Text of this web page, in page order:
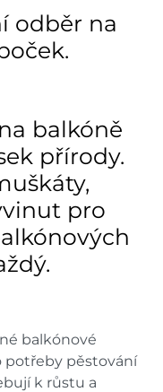
do 7 dnů
36 ks
do 7 dnů
14 ks
je pouze orientační.
odběr na
balkóně
přírody.
pro
balkónové
potřeby pěstování
k růstu a